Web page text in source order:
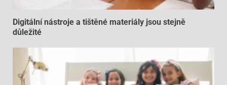
Digitální nástroje a tištěné materiály jsou stejně
důležité